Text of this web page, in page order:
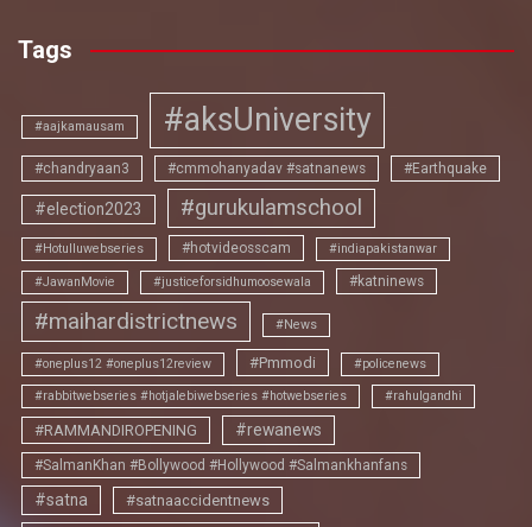
Tags
#aajkamausam #aksUniversity
#chandryaan3 #cmmohanyadav #satnanews #Earthquake
#election2023 #gurukulamschool
#Hotulluwebseries #hotvideosscam #indiapakistanwar
#JawanMovie #justiceforsidhumoosewala #katninews
#maihardistrictnews #News
#oneplus12 #oneplus12review #Pmmodi #policenews
#rabbitwebseries #hotjalebiwebseries #hotwebseries #rahulgandhi
#RAMMANDIROPENING #rewanews
#SalmanKhan #Bollywood #Hollywood #Salmankhanfans
#satna #satnaaccidentnews